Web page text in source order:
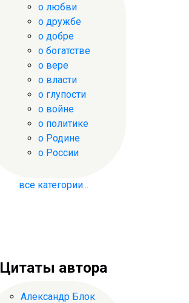
о любви
о дружбе
о добре
о богатстве
о вере
о власти
о глупости
о войне
о политике
о Родине
о России
все категории...
Цитаты автора
Александр Блок